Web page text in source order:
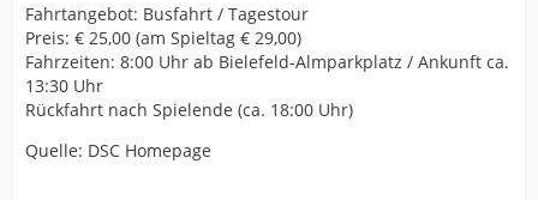
Fahrtangebot: Busfahrt / Tagestour
Preis: € 25,00 (am Spieltag € 29,00)
Fahrzeiten: 8:00 Uhr ab Bielefeld-Almparkplatz / Ankunft ca.
13:30 Uhr
Rückfahrt nach Spielende (ca. 18:00 Uhr)
Quelle: DSC Homepage